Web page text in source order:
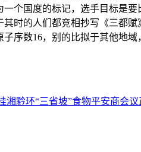
个国度的标记，选手目标是
时的人们都竞相抄写《三都
序数16，别的比拟于其他地
湘黔环“三省坡”食物平安商会